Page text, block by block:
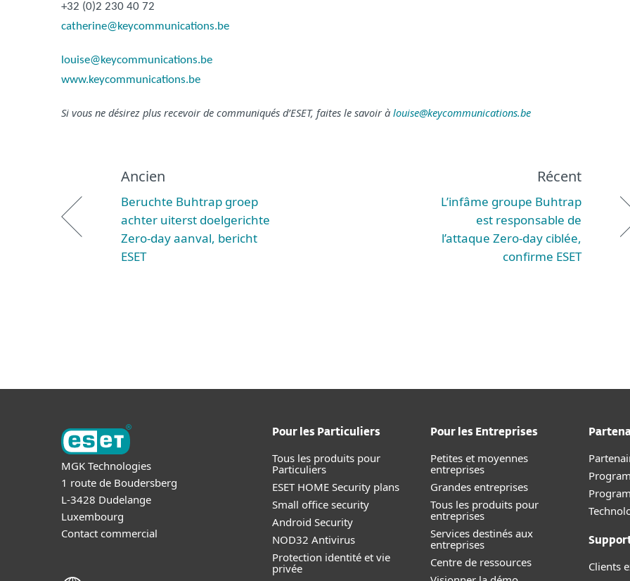
+32 (0)2 230 40 72
catherine@keycommunications.be
louise@keycommunications.be
www.keycommunications.be
Si vous ne désirez plus recevoir de communiqués d’ESET, faites le savoir à louise@keycommunications.be
Ancien
Beruchte Buhtrap groep
achter uiterst doelgerichte
Zero-day aanval, bericht
ESET
Récent
L’infâme groupe Buhtrap
est responsable de
l’attaque Zero-day ciblée,
confirme ESET
MGK Technologies
1 route de Boudersberg
L-3428 Dudelange
Luxembourg
Contact commercial
Pour les Particuliers
Tous les produits pour
Particuliers
ESET HOME Security plans
Small office security
Android Security
NOD32 Antivirus
Protection identité et vie
privée
Pour les Entreprises
Petites et moyennes
entreprises
Grandes entreprises
Tous les produits pour
entreprises
Services destinés aux
entreprises
Centre de ressources
Clients